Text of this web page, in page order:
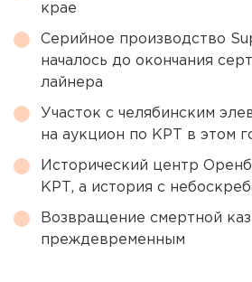
крае
Серийное производство
началось до окончания
лайнера
Участок с челябинским
на аукцион по КРТ в этом
Исторический центр
КРТ, а история с
Возвращение смертной
преждевременным